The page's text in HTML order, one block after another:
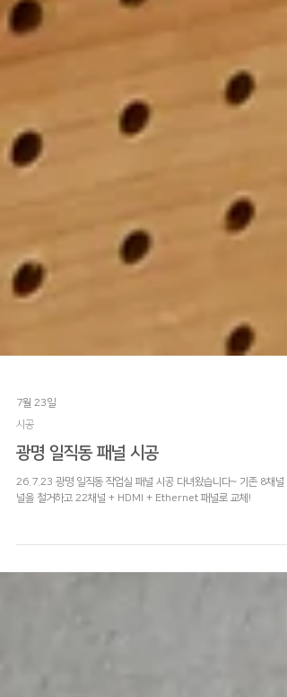
7월 23일
광명 일직동 패널 시공
널을 철거하고 22채널 + HDMI + Ethernet 패널로 교체!